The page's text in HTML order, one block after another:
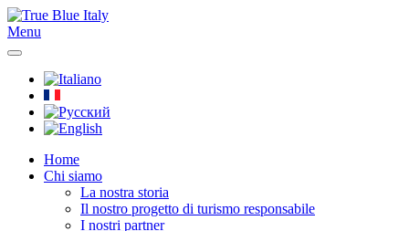
Menu
Home
Chi siamo
La nostra storia
Il nostro progetto di turismo responsabile
I nostri partner